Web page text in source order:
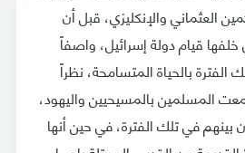
العثماني والإنكليزي، قبل أن
قيام دولة إسرائيل، واصفاً
بالحياة المتسامحة، نظراً
المسلمين بالمسيحيين واليهود،
بينهم في تلك الفترة، في حين أنها